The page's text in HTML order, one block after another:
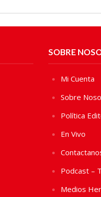
SOBRE
Mi Cuenta
Sobre
Política
En Vivo
Podcast –
Medios